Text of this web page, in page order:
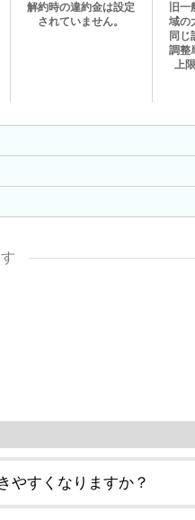
解約時の違約金は設定
されていません。
旧
域の
同じ
調整
上
やすくなりますか？